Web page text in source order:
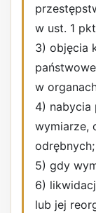
w ust. 1
3) objęcia
w
4) nabycia
wymiarze,
odrębnych;
5) gdy
6)
lub jej